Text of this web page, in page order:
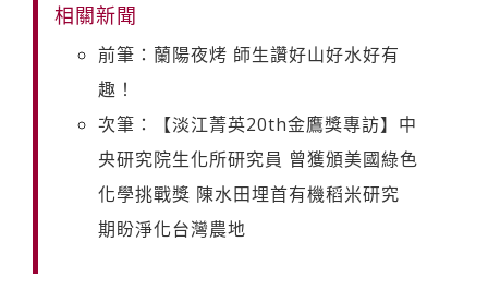
相關新聞
前筆：蘭陽夜烤 師生讚好山好水好有
趣！
次筆：【淡江菁英20th金鷹獎專訪】中
央研究院生化所研究員 曾獲頒美國綠色
化學挑戰獎 陳水田埋首有機稻米研究
期盼淨化台灣農地